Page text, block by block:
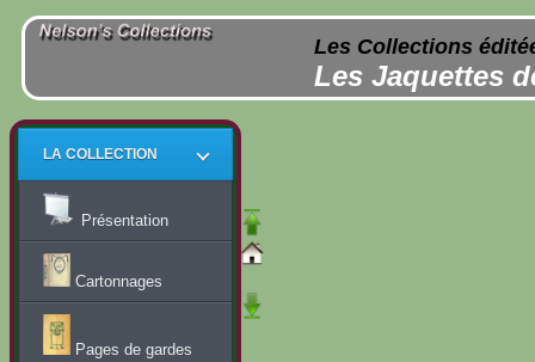
Les Collections
Les Jaquettes
LA COLLECTION
Présentation
Cartonnages
Pages de gardes